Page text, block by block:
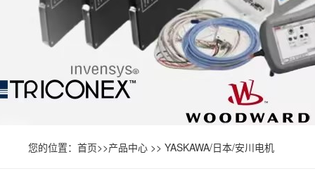
您的位置： 首页>>产品中心 >> YASKAWA/日本/安川电机